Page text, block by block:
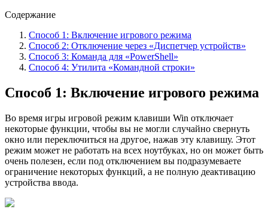
Содержание
Способ 1: Включение игрового режима
Способ 2: Отключение через «Диспетчер устройств»
Способ 3: Команда для «PowerShell»
Способ 4: Утилита «Командной строки»
Способ 1: Включение игрового режима
Во время игры игровой режим клавиши Win отключает
некоторые функции, чтобы вы не могли случайно свернуть
окно или переключиться на другое, нажав эту клавишу. Этот
режим может не работать на всех ноутбуках, но он может быть
очень полезен, если под отключением вы подразумеваете
ограничение некоторых функций, а не полную деактивацию
устройства ввода.